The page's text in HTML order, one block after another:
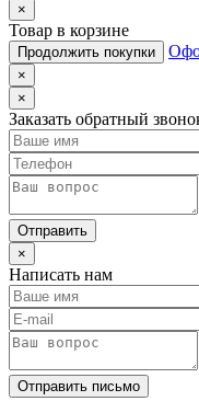
×
Товар в корзине
Продолжить покупки
×
×
Заказать обратный
Отправить
×
Написать нам
Отправить письмо